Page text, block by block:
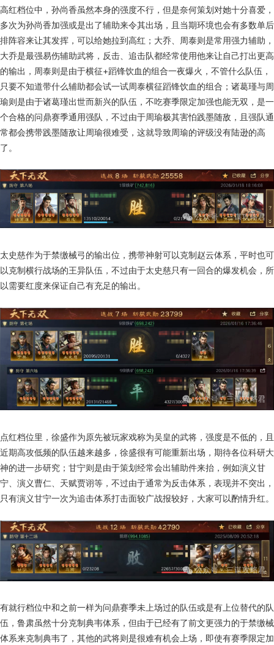
高红档位中，孙尚香虽然本身的强度不行，但是奈何策划对她十分喜爱，
多次为孙尚香加强或是出了辅助来令其出场，且当期环境也会有多数单后
排阵容来让其发挥，可以给她拉到高红；大乔、周泰则是常用强力辅助，
大乔是最强易伤辅助武将，反击、追击队都经常使用他来让自己打出更高
的输出，周泰则是由于横征+蹈锋饮血的组合一夜爆火，不管什么队伍，
只要不知道带什么辅助都会试一试周泰横征蹈锋饮血的组合；诸葛瑾与周
瑜则是由于诸葛瑾出世而新兴的队伍，不吃赛季限定加强也能无双，是一
个合格的问鼎赛季通用强队，不过由于周瑜极其害怕践墨随敌，且强队通
常都会携带践墨随敌让周瑜很难受，这就导致周瑜的评级没有陆逊的高
了。
太史慈作为于禁缴械弓的输出位，携带神射可以克制赵云体系，平时也可
以克制横行战场的王异队伍，不过由于太史慈只有一回合的爆发机会，所
以需要红度来保证自己有充足的输出。
点红档位里，徐盛作为原先被玩家戏称为吴皇的武将，强度是不低的，且
近期高攻低频的队伍越来越多，徐盛很有可能重新出场，期待各位科研大
神的进一步研究；甘宁则是由于策划经常会出辅助件来抬，例如演义甘
宁、演义曹仁、天赋贾诩等，不过由于通常为反击体系，表现并不突出，
只有演义甘宁一次为追击体系打击面较广战报较好，大家可以酌情升红。
有就行档位中和之前一样为问鼎赛季未上场过的队伍或是有上位替代的队
伍，鲁肃虽然十分克制典韦体系，但由于已经有了前文更强力的于禁缴械
体系来克制典韦了，其他的武将则是很难有机会上场，即使有赛季限定加